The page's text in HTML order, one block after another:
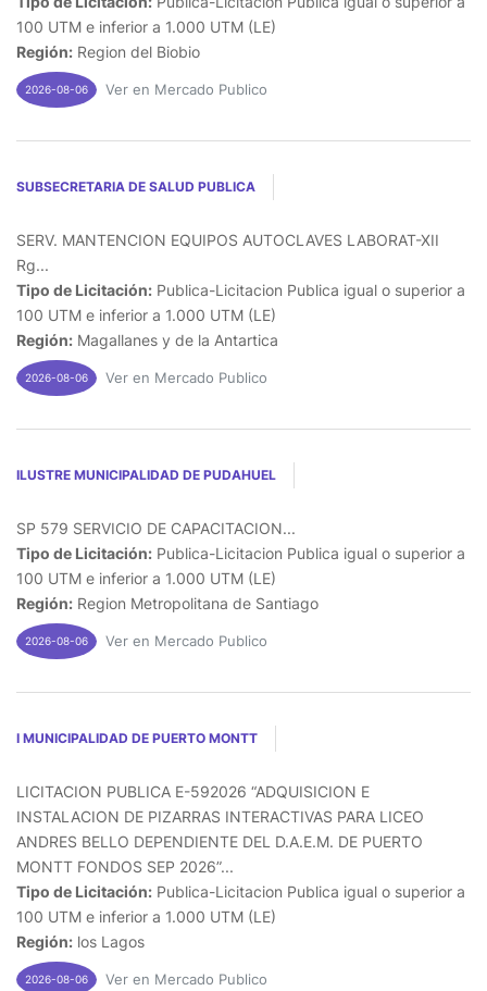
100 UTM e inferior a 1.000 UTM (LE)
Región: Region del Biobio
2026-08-06 Ver en Mercado Publico
SUBSECRETARIA DE SALUD PUBLICA
SERV. MANTENCION EQUIPOS AUTOCLAVES LABORAT-XII
Rg...
Tipo de Licitación: Publica-Licitacion Publica igual o superior a
100 UTM e inferior a 1.000 UTM (LE)
Región: Magallanes y de la Antartica
2026-08-06 Ver en Mercado Publico
ILUSTRE MUNICIPALIDAD DE PUDAHUEL
SP 579 SERVICIO DE CAPACITACION...
Tipo de Licitación: Publica-Licitacion Publica igual o superior a
100 UTM e inferior a 1.000 UTM (LE)
Región: Region Metropolitana de Santiago
2026-08-06 Ver en Mercado Publico
I MUNICIPALIDAD DE PUERTO MONTT
LICITACION PUBLICA E-592026 “ADQUISICION E
INSTALACION DE PIZARRAS INTERACTIVAS PARA LICEO
ANDRES BELLO DEPENDIENTE DEL D.A.E.M. DE PUERTO
MONTT FONDOS SEP 2026”...
Tipo de Licitación: Publica-Licitacion Publica igual o superior a
100 UTM e inferior a 1.000 UTM (LE)
Región: los Lagos
2026-08-06 Ver en Mercado Publico